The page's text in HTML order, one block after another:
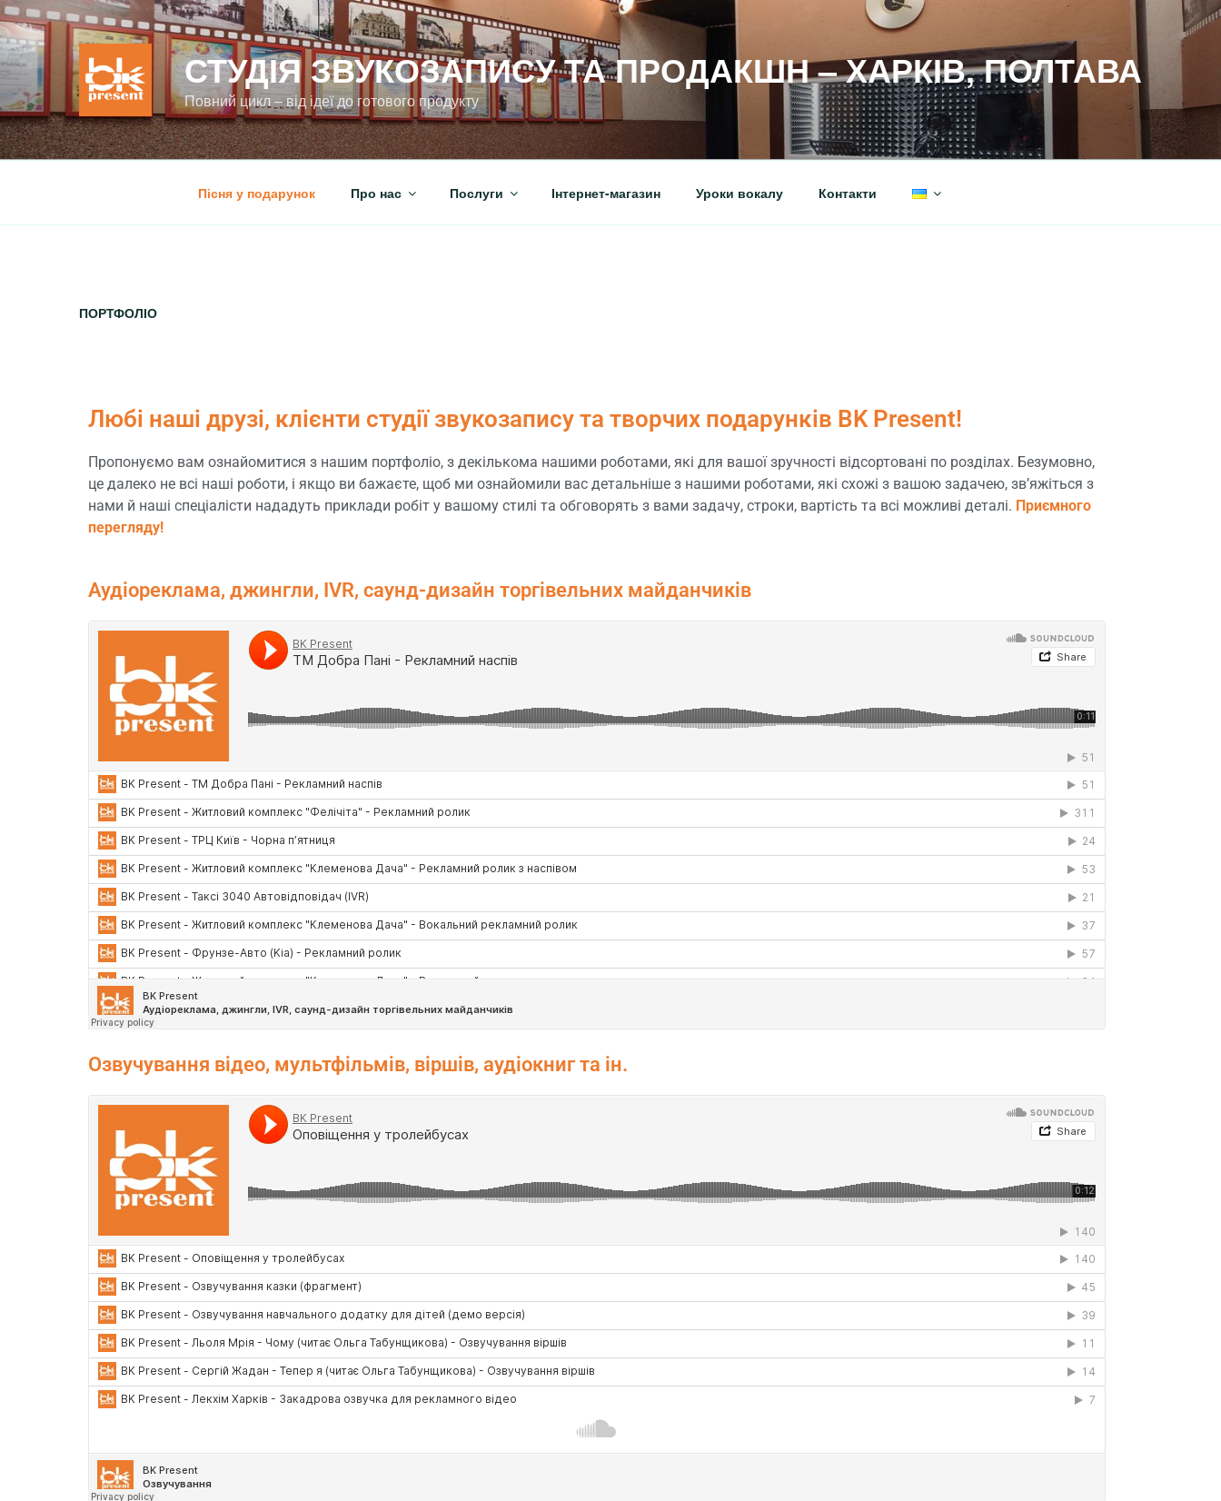
СТУДІЯ ЗВУКОЗАПИСУ ТА ПРОДАКШН – ХАРКІВ, ПОЛТАВА
Повний цикл – від ідеї до готового продукту
Пісня у подарунок Про нас Послуги Інтернет-магазин Уроки вокалу Контакти
ПОРТФОЛІО
Любі наші друзі, клієнти студії звукозапису та творчих подарунків BK Present!
Пропонуємо вам ознайомитися з нашим портфоліо, з декількома нашими роботами, які для вашої зручності відсортовані по розділах. Безумовно,
це далеко не всі наші роботи, і якщо ви бажаєте, щоб ми ознайомили вас детальніше з нашими роботами, які схожі з вашою задачею, звʼяжіться з
нами й наші спеціалісти нададуть приклади робіт у вашому стилі та обговорять з вами задачу, строки, вартість та всі можливі деталі. Приємного
перегляду!
Аудіореклама, джингли, IVR, саунд-дизайн торгівельних майданчиків
Озвучування відео, мультфільмів, віршів, аудіокниг та ін.